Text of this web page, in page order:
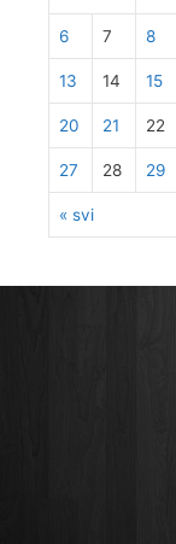
« svi
6 7 8
13 14 15
20 21 22
27 28 29